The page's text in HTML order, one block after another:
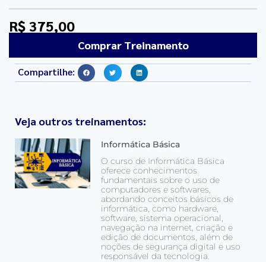
R$ 375,00
Comprar Treinamento
Compartilhe:
Veja outros treinamentos:
Informática Básica
O curso de Informática Básica
oferece conhecimentos
fundamentais sobre o uso de
computadores e softwares,
abordando conceitos básicos de
informática, como hardware,
software, sistema operacional,
navegação na internet, criação e
edição de documentos, além de
noções de segurança digital e uso
responsável da tecnologia.